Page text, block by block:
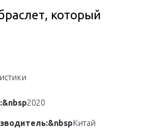
который
2020
Китай